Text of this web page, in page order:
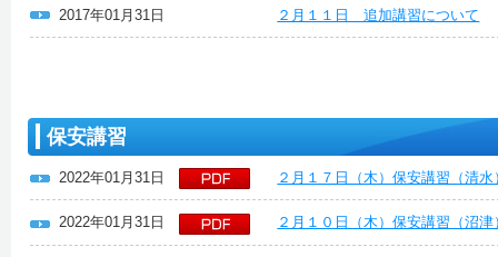
2017年01月31日 ２月１１日 追加講習について
保安講習
2022年01月31日 ２月１７日（木）保安講習（清
2022年01月31日 ２月１０日（木）保安講習（沼